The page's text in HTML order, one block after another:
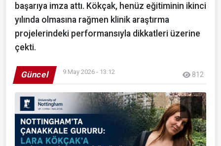
başarıya imza attı. Kökçak, henüz eğitiminin ikinci
yılında olmasına rağmen klinik araştırma
projelerindeki performansıyla dikkatleri üzerine
çekti.
Güncel 9 May 2026 - 13:12 812